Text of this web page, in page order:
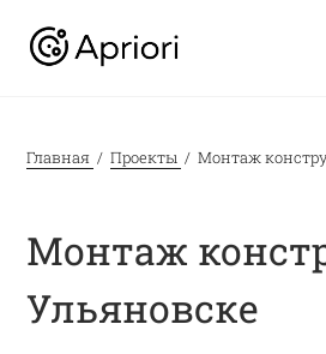
Главная Проекты Монтаж
Монтаж
Ульяновске